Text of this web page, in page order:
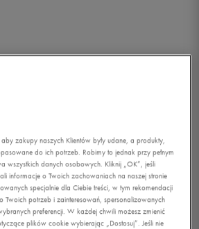
zakupy naszych Klientów były udane, a produkty,
do ich potrzeb. Robimy to jednak przy pełnym
wszystkich danych osobowych. Kliknij „OK”, jeśli
informacje o Twoich zachowaniach na naszej stronie
specjalnie dla Ciebie treści, w tym rekomendacji
potrzeb i zainteresowań, spersonalizowanych
preferencji. W każdej chwili możesz zmienić
plików cookie wybierając „Dostosuj”. Jeśli nie